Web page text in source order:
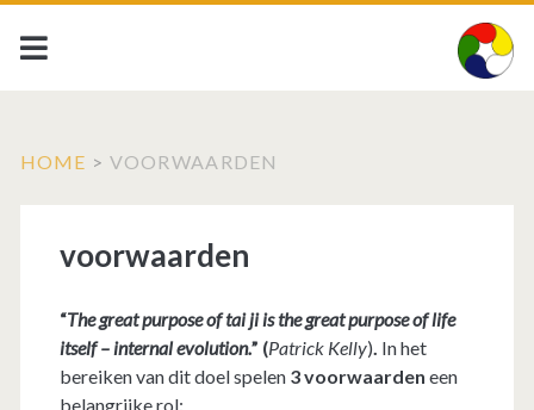
HOME > VOORWAARDEN
voorwaarden
“The great purpose of tai ji is the great purpose of life
itself – internal evolution.” (Patrick Kelly). In het
bereiken van dit doel spelen3 voorwaarden een
belangrijke rol: